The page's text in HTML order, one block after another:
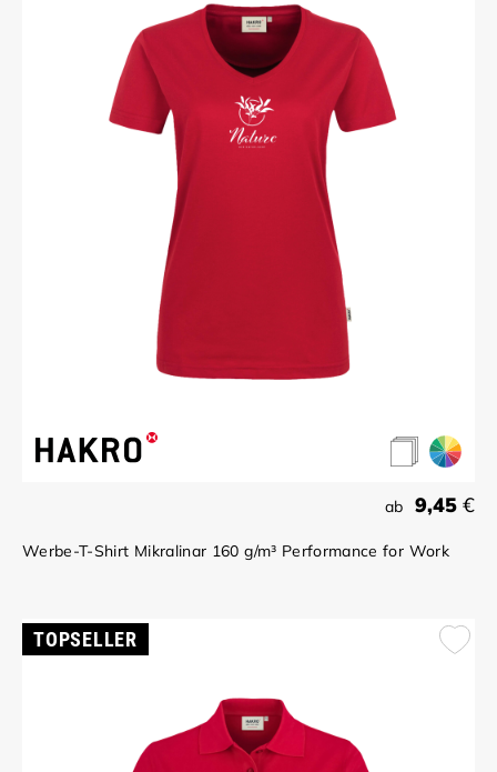
ab 9,45 €
Werbe-T-Shirt Mikralinar 160 g/m³ Performance for Work
TOPSELLER